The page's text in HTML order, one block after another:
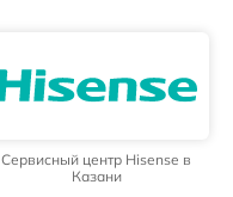
Сервисный центр Hisense в
Казани